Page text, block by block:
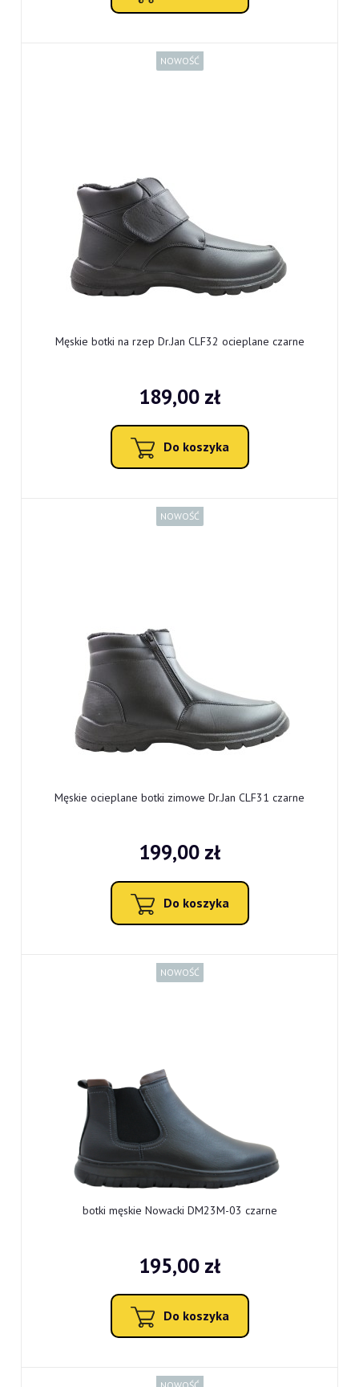
Męskie botki na rzep Dr.Jan CLF32 ocieplane czarne
189,00 zł
Do koszyka
NOWOŚĆ
Męskie ocieplane botki zimowe Dr.Jan CLF31 czarne
199,00 zł
Do koszyka
NOWOŚĆ
botki męskie Nowacki DM23M-03 czarne
195,00 zł
Do koszyka
NOWOŚĆ